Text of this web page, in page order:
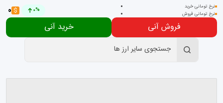
نرخ تومانی خرید 0
نرخ تومانی فروش 0
0%
$
0
فروش آنی خرید آنی